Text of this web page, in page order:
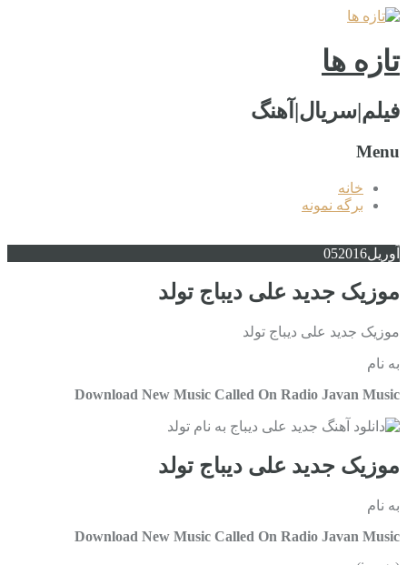
تازه ها
فیلم|سریال|آهنگ
Menu
خانه
برگه نمونه
آوریل 052016
موزیک جدید علی دیباج تولد
موزیک جدید علی دیباج تولد
به نام
Download New Music Called On Radio Javan Music
موزیک جدید علی دیباج تولد
به نام
Download New Music Called On Radio Javan Music